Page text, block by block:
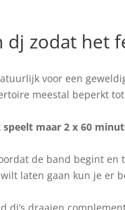
zodat het
voor een
meestal beperkt
speelt maar 2 x 60
de band begint en
laten gaan kun je er